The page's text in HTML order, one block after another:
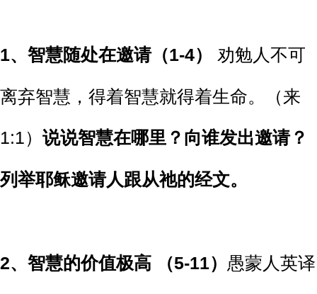
1、 智慧随处在邀请（1-4） 劝勉人不可
离弃智慧，得着智慧就得着生命。（来
1:1） 说说智慧在哪里？向谁发出邀请？
列举耶稣邀请人跟从祂的经文。
2、 智慧的价值极高 （5-11） 愚蒙人英译